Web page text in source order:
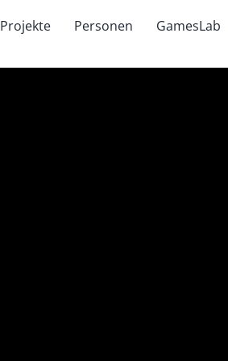
Projekte Personen GamesLab